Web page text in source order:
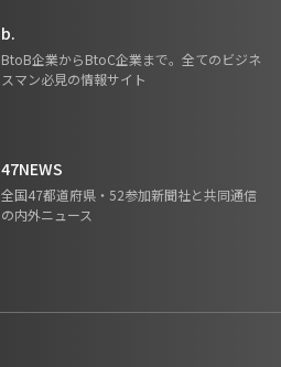
b.
BtoB企業からBtoC企業まで。全てのビジネ
スマン必見の情報サイト
47NEWS
全国47都道府県・52参加新聞社と共同通信
の内外ニュース